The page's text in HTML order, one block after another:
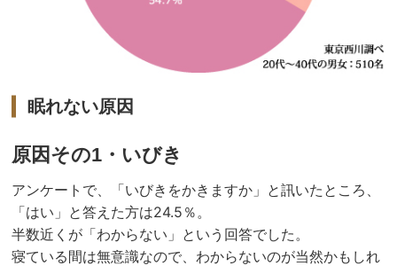
眠れない原因
原因その1・いびき
アンケートで、「いびきをかきますか」と訊いたところ、
「はい」と答えた方は24.5％。
半数近くが「わからない」という回答でした。
寝ている間は無意識なので、わからないのが当然かもしれ